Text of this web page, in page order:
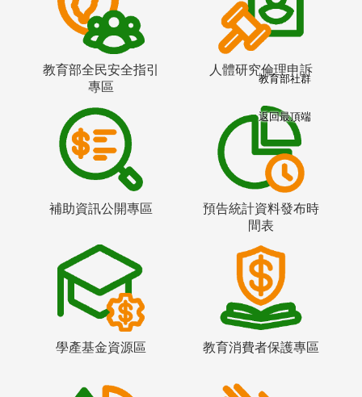
教育部全民安全指引
專區
人體研究倫理申訴
補助資訊公開專區
預告統計資料發布時
間表
學產基金資源區 教育消費者保護專區
教育部社群
返回最頂端